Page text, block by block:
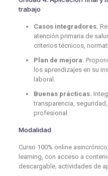
trabajo
Casos integradores.
atención primaria de
criterios técnicos,
Plan de mejora.
los aprendizajes en su
laboral.
Buenas prácticas.
transparencia,
profesional.
Modalidad
Curso 100% online
learning, con acceso a
descargable, actividades de